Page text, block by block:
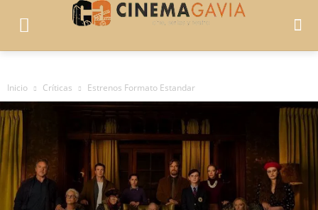
Inicio Críticas Estrenos Formato Estandar